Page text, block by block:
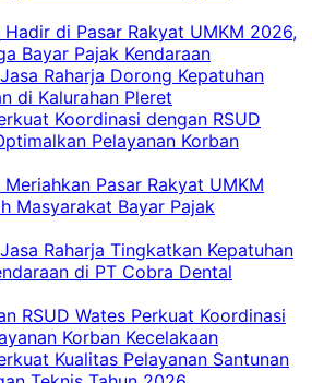
Hadir di Pasar Rakyat UMKM 2026,
Bayar Pajak Kendaraan
Raharja Dorong Kepatuhan
di Kalurahan Pleret
Koordinasi dengan RSUD
Pelayanan Korban
Pasar Rakyat UMKM
Masyarakat Bayar Pajak
Raharja Tingkatkan Kepatuhan
di PT Cobra Dental
RSUD Wates Perkuat Koordinasi
Korban Kecelakaan
Kualitas Pelayanan Santunan